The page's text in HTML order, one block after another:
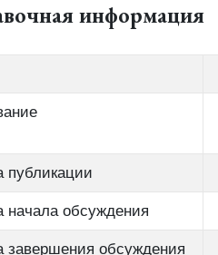
информация
публикации
начала обсуждения
завершения обсуждения